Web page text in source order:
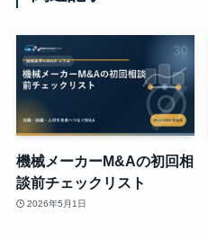
機械メーカーM&Aの初回相
談前チェックリスト
2026年5月1日